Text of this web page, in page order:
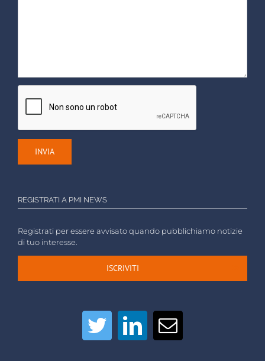
REGISTRATI A PMI NEWS
Registrati per essere avvisato quando pubblichiamo notizie
di tuo interesse.
ISCRIVITI